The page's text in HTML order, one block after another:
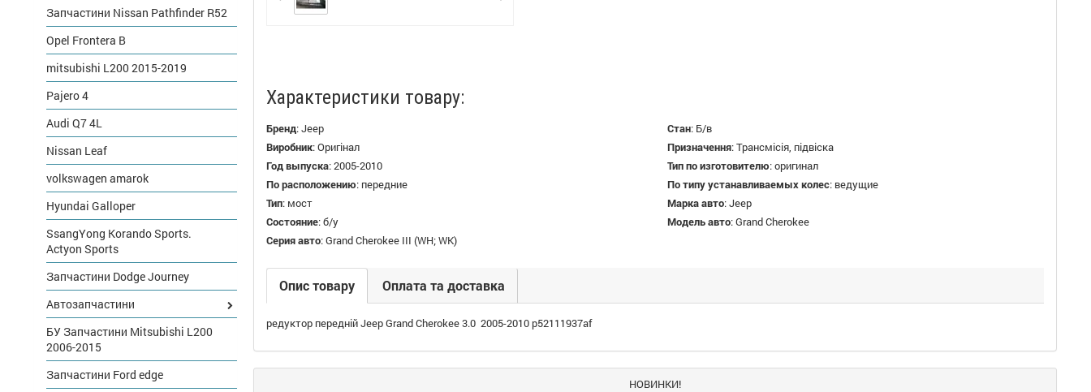
Характеристики товару:
Бренд:Jeep Стан: Б/в
Виробник:Оригінал Призначення:Трансмісія, підвіска
Год выпуска:2005-2010 Тип по изготовителю:оригинал
По расположению: передние По типу устанавливаемых колес: ведущие
Тип: мост Марка авто:Jeep
Состояние:б/у Модель авто:Grand Cherokee
Серия авто:Grand Cherokee III (WH; WK)
Опис товару Оплата та доставка
редуктор передній Jeep Grand Cherokee 3.0 2005-2010 p52111937af
НОВИНКИ!
Запчастини Nissan Pathfinder R52
Opel Frontera B
mitsubishi L200 2015-2019
Pajero 4
Audi Q7 4L
Nissan Leaf
volkswagen amarok
Hyundai Galloper
SsangYong Korando Sports.
Actyon Sports
Запчастини Dodge Journey
Автозапчастини
БУ Запчастини Mitsubishi L200
2006-2015
Запчастини Ford edge